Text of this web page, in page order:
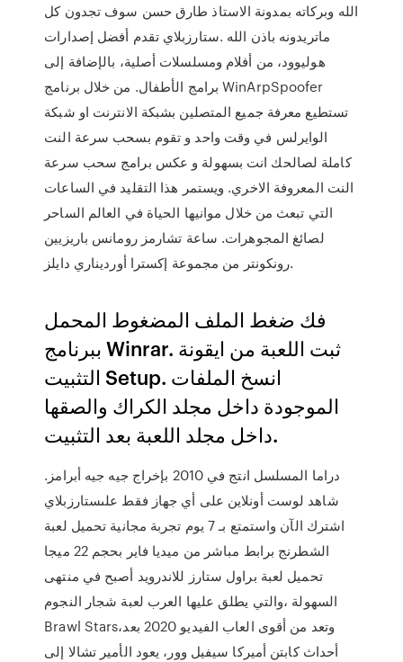
الله وبركاته بمدونة الاستاذ طارق حسن سوف تجدون كل
ماتريدونه باذن الله .ستارزبلاي تقدم أفضل إصدارات
هوليوود، من أفلام ومسلسلات أصلية، بالإضافة إلى
برامج الأطفال. من خلال برنامج WinArpSpoofer
تستطيع معرفة جميع المتصلين بشبكة الانترنت او شبكة
الوايرلس في وقت واحد و تقوم بسحب سرعة النت
كاملة لصالحك انت بسهولة و عكس برامج سحب سرعة
النت المعروفة الاخري. ويستمر هذا التقليد في الساعات
التي تبعث من خلال موانيها الحياة في العالم الساحر
لصائغ المجوهرات. ساعة تشارمز رومانس باريزيين
رونكونتر من مجموعة إكسترا أورديناري دايلز.
فك ضغط الملف المضغوط المحمل
ببرنامج Winrar. ثبت اللعبة من ايقونة
التثبيت Setup. انسخ الملفات
الموجودة داخل مجلد الكراك والصقها
داخل مجلد اللعبة بعد التثبيت.
دراما المسلسل انتج في 2010 بإخراج جيه جيه أبرامز.
شاهد لوست أونلاین على أي جهاز فقط علىستارزبلاي
اشترك الآن واستمتع بـ 7 یوم تجربة مجانیة تحميل لعبة
الشطرنج برابط مباشر من ميديا فاير بحجم 22 ميجا
تحميل لعبة براول ستارز للاندرويد أصبح في منتهى
السهولة ،والتي يطلق عليها العرب لعبة شجار النجوم
Brawl Stars،وتعد من أقوى العاب الفيديو 2020 بعد
أحداث كابتن أميركا سيفيل وور، يعود الأمير تشالا إلى